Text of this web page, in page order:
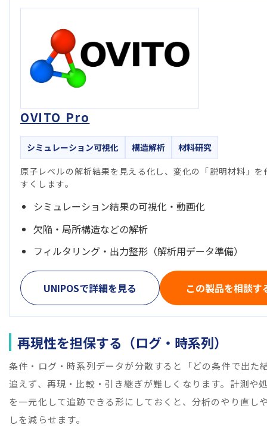
OVITO Pro
シミュレーション可視化 構造解析
材料研究
原子レベルの解析結果を見える化し、変化の「説明材料」を
すくします。
シミュレーション結果の可視化・動画化
欠陥・局所構造などの解析
フィルタリング・出力整形（解析用データ準備）
UNIPOSで詳細を見る この製品を相談す
再現性を担保する（ログ・時系列）
条件・ログ・時系列データが分散すると「どの条件で出た
追えず、再現・比較・引き継ぎが難しくなります。計測や
を一元化して追跡できる形にしておくと、分析のやり直し
しを減らせます。